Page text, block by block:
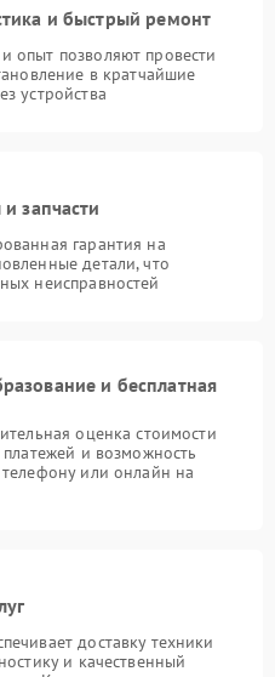
и быстрый ремонт
опыт позволяют провести
в кратчайшие
устройства
запчасти
гарантия на
детали, что
неисправностей
и бесплатная
оценка стоимости
и возможность
или онлайн на
доставку техники
и качественный